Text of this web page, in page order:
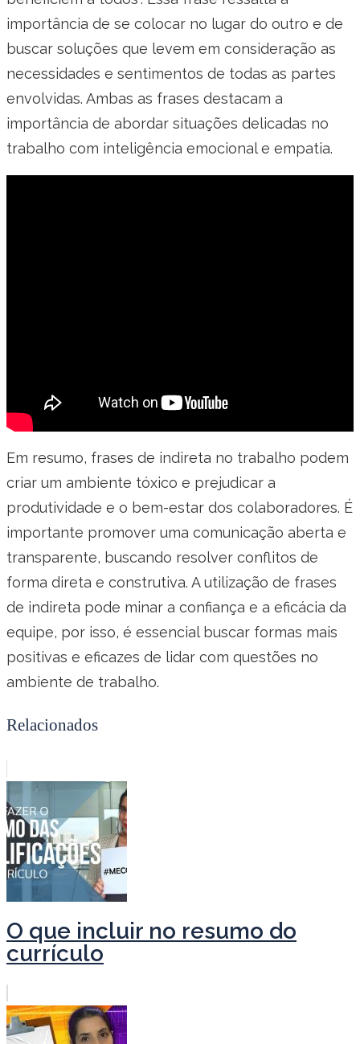
importância de se colocar no lugar do outro e de
buscar soluções que levem em consideração as
necessidades e sentimentos de todas as partes
envolvidas. Ambas as frases destacam a
importância de abordar situações delicadas no
trabalho com inteligência emocional e empatia.
Em resumo, frases de indireta no trabalho podem
criar um ambiente tóxico e prejudicar a
produtividade e o bem-estar dos colaboradores. É
importante promover uma comunicação aberta e
transparente, buscando resolver conflitos de
forma direta e construtiva. A utilização de frases
de indireta pode minar a confiança e a eficácia da
equipe, por isso, é essencial buscar formas mais
positivas e eficazes de lidar com questões no
ambiente de trabalho.
Relacionados
O que incluir no resumo do
currículo